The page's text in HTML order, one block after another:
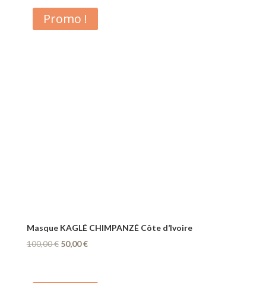
à
Promo !
Masque KAGLÉ CHIMPANZÉ Côte d’Ivoire
100,00€ Le
50,00€Le